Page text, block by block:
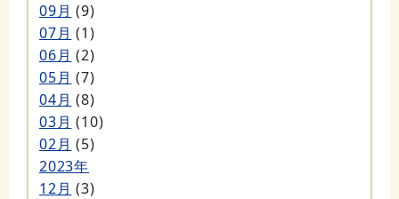
09月 (9)
07月 (1)
06月 (2)
05月 (7)
04月 (8)
03月 (10)
02月 (5)
2023年
12月 (3)